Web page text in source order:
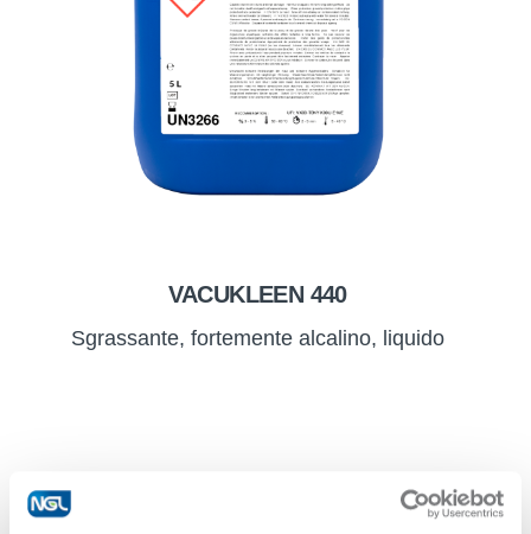
VACUKLEEN 440
Sgrassante, fortemente alcalino, liquido
I nostri prodotti per i carburi